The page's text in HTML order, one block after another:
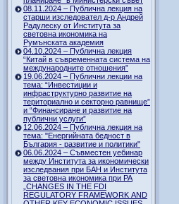
08.11.2024 – Публична лекция на
старши изследовател д-р Андрей
Радулеску от Института за
световна икономика на
Румънската академия
04.10.2024 – Публична лекция
“Китай в съвременната система на
международните отношения”
19.06.2024 – Публични лекции на
тема: “Инвестиции и
инфраструктурно развитие на
териториално и секторно равнище”
и “Финансиране и развитие на
публични услуги”
12.06.2024 – Публична лекция на
тема: "Енергийната бедност в
България - развитие и политики"
06.06.2024 – Съвместен уебинар
между Института за икономически
изследвания при БАН и Института
за световна икономика при РА
„CHANGES IN THE FDI
REGULATORY FRAMEWORK AND